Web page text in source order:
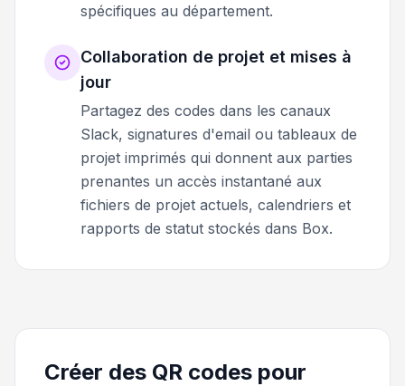
spécifiques au département.
Collaboration de projet et mises à
jour
Partagez des codes dans les canaux
Slack, signatures d'email ou tableaux de
projet imprimés qui donnent aux parties
prenantes un accès instantané aux
fichiers de projet actuels, calendriers et
rapports de statut stockés dans Box.
Créer des QR codes pour